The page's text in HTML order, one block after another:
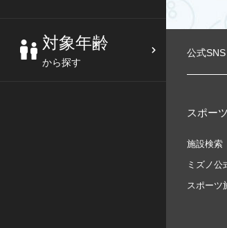
対象年齢
から探す
公式SNS
スポー
施設検索
ミズノ公
スポーツ